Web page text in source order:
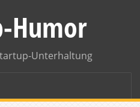
Humor
Unterhaltung